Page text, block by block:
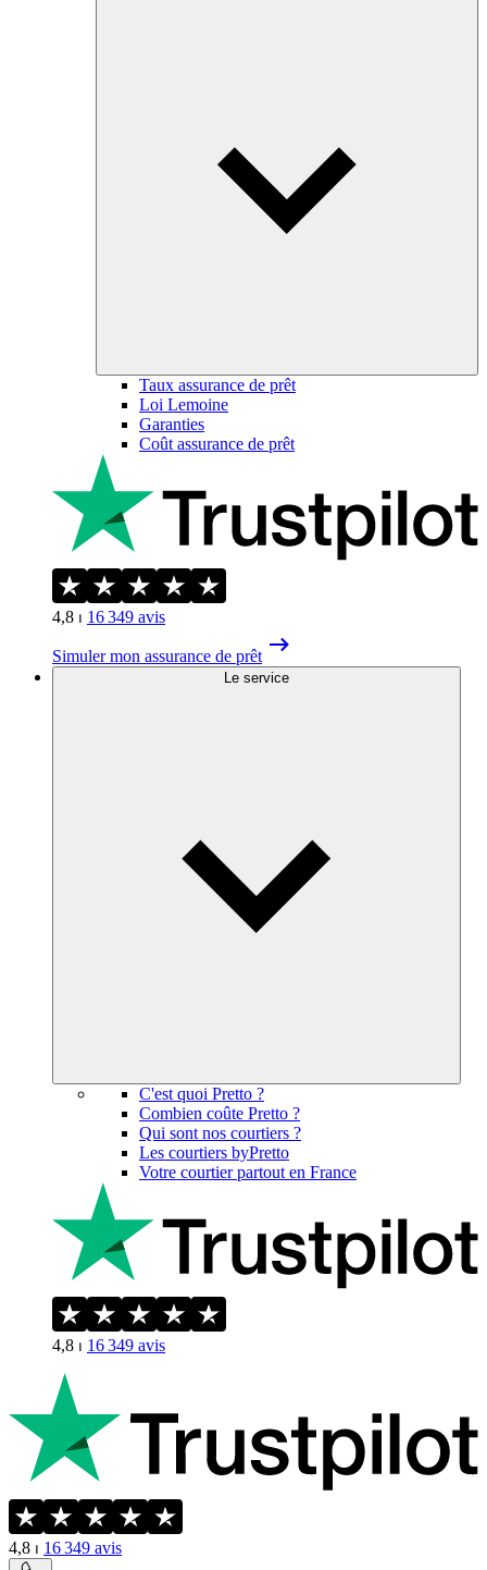
Taux assurance de prêt
Loi Lemoine
Garanties
Coût assurance de prêt
4,8 ⏐ 16 349 avis
Simuler mon assurance de prêt
Le service
C'est quoi Pretto ?
Combien coûte Pretto ?
Qui sont nos courtiers ?
Les courtiers byPretto
Votre courtier partout en France
4,8 ⏐ 16 349 avis
4,8 ⏐ 16 349 avis